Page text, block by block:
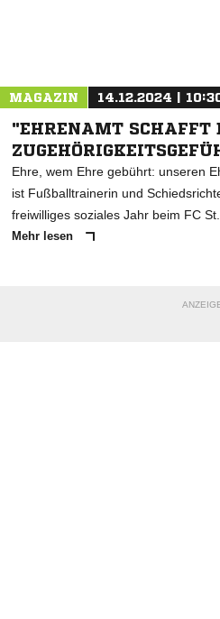
MAGAZIN 14.12.2024 |
"EHRENAMT SCHAFFT
Ehre, wem Ehre gebührt: unseren
ist Fußballtrainerin und
freiwilliges soziales Jahr beim FC
Mehr lesen